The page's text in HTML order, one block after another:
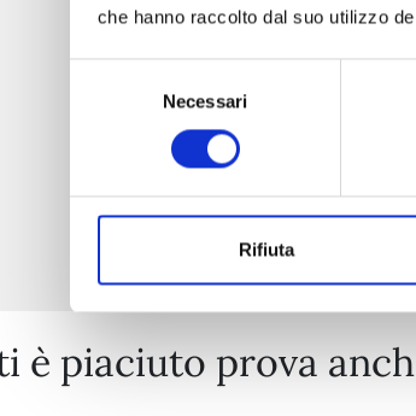
che hanno raccolto dal suo utilizzo
Necessari
Rifiuta
è piaciuto prova